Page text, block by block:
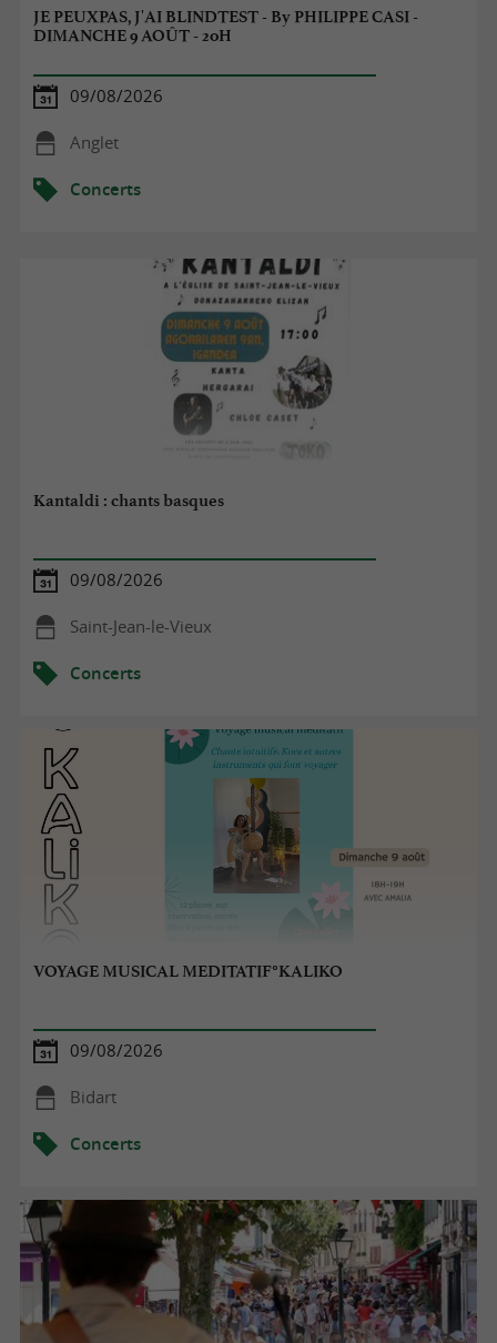
JE PEUXPAS, J'AI BLINDTEST - By PHILIPPE CASI -
DIMANCHE 9 AOÛT - 20H
09/08/2026
Anglet
Concerts
Kantaldi : chants basques
09/08/2026
Saint-Jean-le-Vieux
Concerts
VOYAGE MUSICAL MEDITATIF°KALIKO
09/08/2026
Bidart
Concerts